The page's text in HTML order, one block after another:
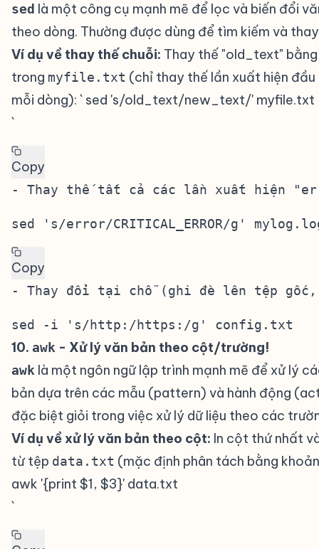
sed là một công cụ mạnh mẽ để lọc và biến đổi
theo dòng. Thường được dùng để tìm kiếm và
Ví dụ về thay thế chuỗi: Thay thế "old_text"
trong myfile.txt (chỉ thay thế lần xuất hiện
mỗi dòng): ` sed 's/old_text/new_text/' myfile.txt
`
Copy
sed 's/error/CRITICAL_ERROR/g'
Copy
sed -i 's/http:/https:/g' config.txt
10. awk - Xử lý văn bản theo cột/trường!
awk là một ngôn ngữ lập trình mạnh mẽ để xử lý
bản dựa trên các mẫu (pattern) và hành động
đặc biệt giỏi trong việc xử lý dữ liệu theo các
Ví dụ về xử lý văn bản theo cột: In cột thứ nhất
từ tệp data.txt (mặc định phân tách bằng
awk '{print $1, $3}' data.txt
`